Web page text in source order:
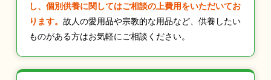
し、個別供養に関してはご相談の上費用をいただいてお
ります。 故人の愛用品や宗教的な用品など、供養したい
ものがある方はお気軽にご相談ください。